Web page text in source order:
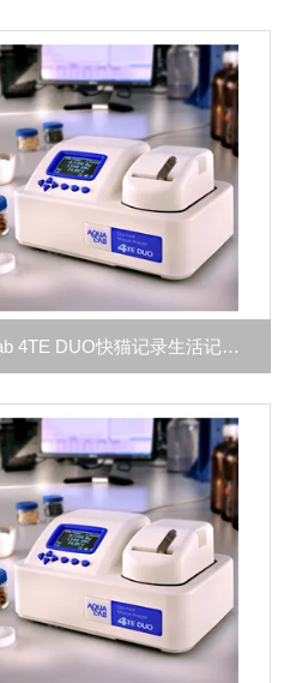
Aqualab 4TE DUO快猫记录生活记录你活度仪